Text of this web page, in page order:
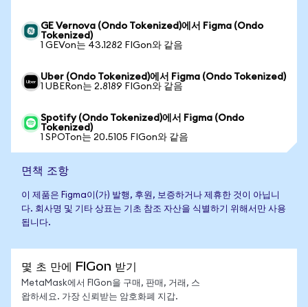
GE Vernova (Ondo Tokenized)에서 Figma (Ondo
Tokenized)
1 GEVon는 43.1282 FIGon와 같음
Uber (Ondo Tokenized)에서 Figma (Ondo Tokenized)
1 UBERon는 2.8189 FIGon와 같음
Spotify (Ondo Tokenized)에서 Figma (Ondo
Tokenized)
1 SPOTon는 20.5105 FIGon와 같음
면책 조항
이 제품은 Figma이(가) 발행, 후원, 보증하거나 제휴한 것이 아닙니
다. 회사명 및 기타 상표는 기초 참조 자산을 식별하기 위해서만 사용
됩니다.
몇 초 만에 FIGon 받기
MetaMask에서 FIGon을 구매, 판매, 거래, 스
왑하세요. 가장 신뢰받는 암호화폐 지갑.